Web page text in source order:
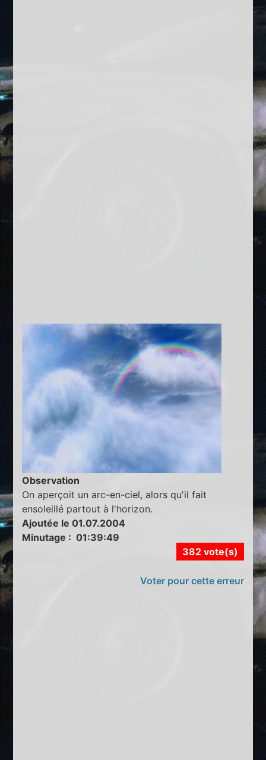
Observation
On aperçoit un arc-en-ciel, alors qu'il fait
ensoleillé partout à l'horizon.
Ajoutée le 01.07.2004
Minutage : 01:39:49
382 vote(s)
Voter pour cette erreur